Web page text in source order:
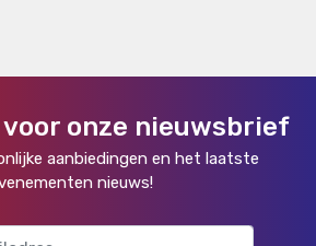
voor onze nieuwsbrief
aanbiedingen en het laatste
nieuws!